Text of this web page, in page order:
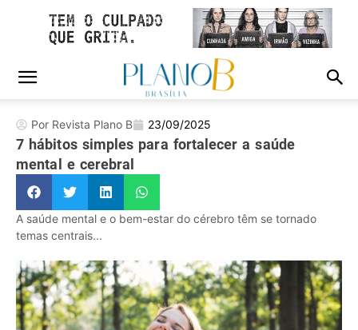
Por Revista Plano B 23/09/2025
7 hábitos simples para fortalecer a saúde
mental e cerebral
A saúde mental e o bem-estar do cérebro têm se tornado
temas centrais...